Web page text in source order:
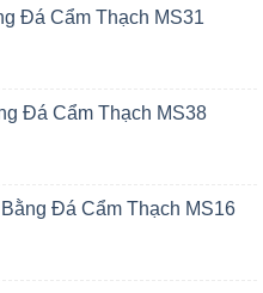
Đá Cẩm Thạch MS31
Đá Cẩm Thạch MS38
Đá Cẩm Thạch MS16